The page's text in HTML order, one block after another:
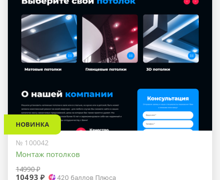
НОВИНКА
№ 100042
Монтаж потолков
14990 ₽
10493 ₽ 420 баллов Плюса